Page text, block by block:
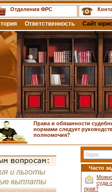
Отделения ФРС
Ответственность Сайт
Права и обязанности
нормами следует
полномочия?
Часто
суда
прав?